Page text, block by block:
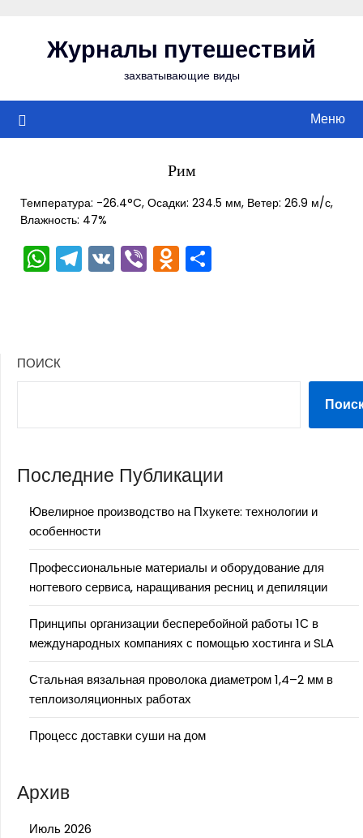
содержимомуЖурналы путешествий
захватывающие виды
Меню
Рим
Температура: -26.4°C, Осадки: 234.5 мм, Ветер: 26.9 м/с,
Влажность: 47%
WhatsApp
Telegram
VKViberOdnoklassniki
ПОИСК
Последние Публикации
Ювелирное производство на Пхукете: технологии и
особенности
Профессиональные материалы и оборудование для
ногтевого сервиса, наращивания ресниц и депиляции
Принципы организации бесперебойной работы 1С в
международных компаниях с помощью хостинга и SLA
Стальная вязальная проволока диаметром 1,4–2 мм в
теплоизоляционных работах
Процесс доставки суши на дом
Архив
Июль 2026